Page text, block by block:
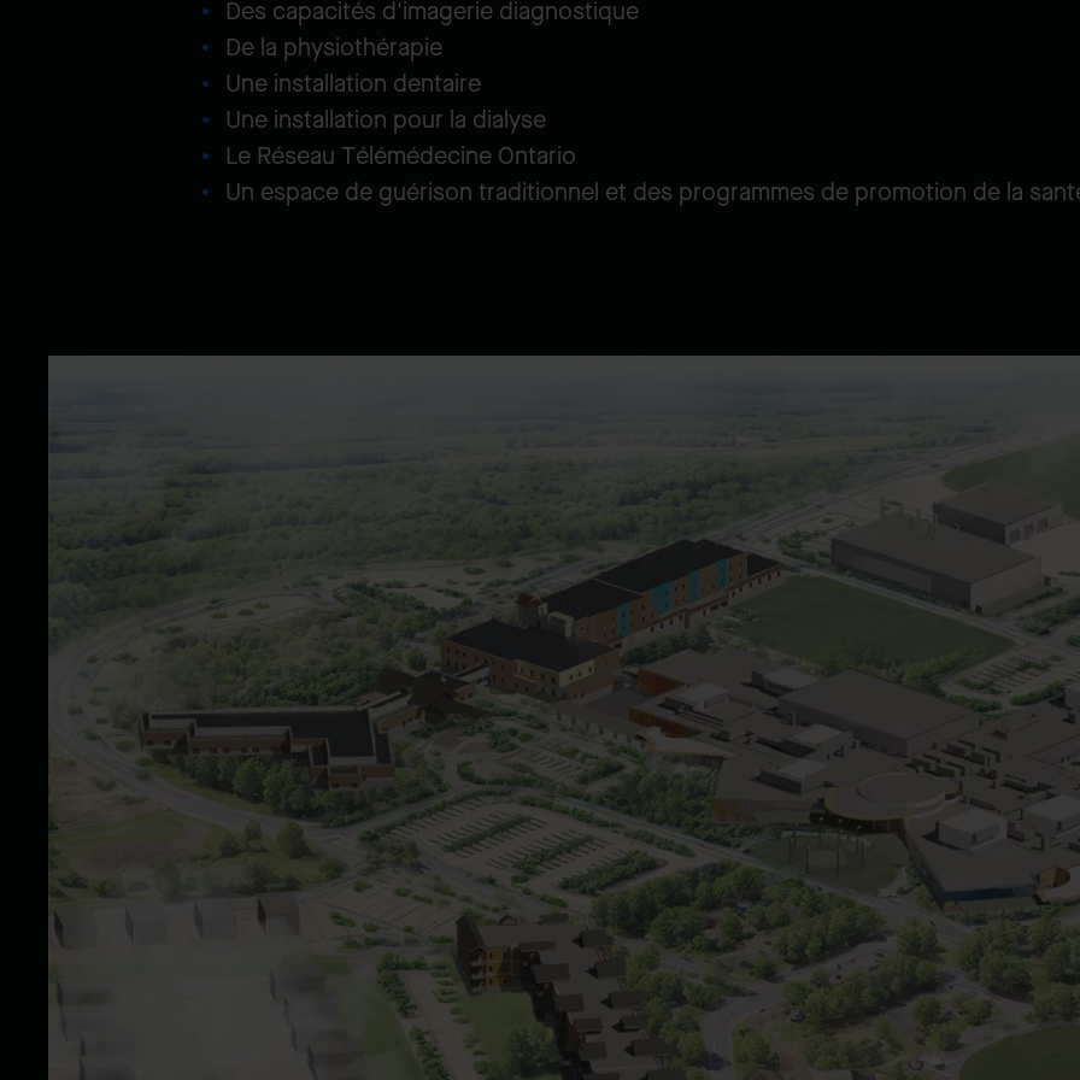
Des capacités d'imagerie diagnostique
De la physiothérapie
Une installation dentaire
Une installation pour la dialyse
Le Réseau Télémédecine Ontario
Un espace de guérison traditionnel et des programmes de promotion de la